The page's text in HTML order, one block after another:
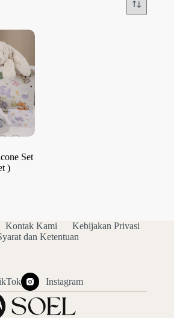
Set
)
Kontak Kami
Kebijakan Privasi
dan Ketentuan
Instagram